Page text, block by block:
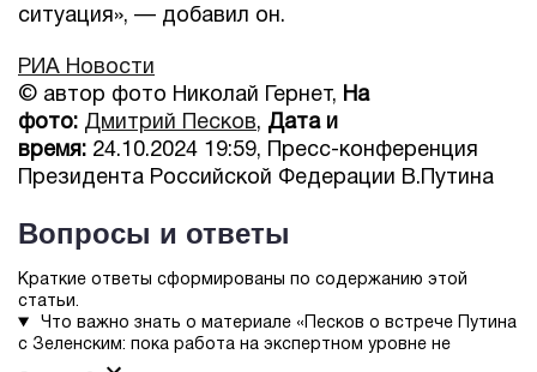
ситуация», — добавил он.
РИА Новости
© автор фото Николай Гернет, На
фото: Дмитрий Песков, Дата и
время: 24.10.2024 19:59, Пресс-конференция
Президента Российской Федерации В.Путина
Вопросы и ответы
Краткие ответы сформированы по содержанию этой
статьи.
Что важно знать о материале «Песков о встрече Путина
с Зеленским: пока работа на экспертном уровне не